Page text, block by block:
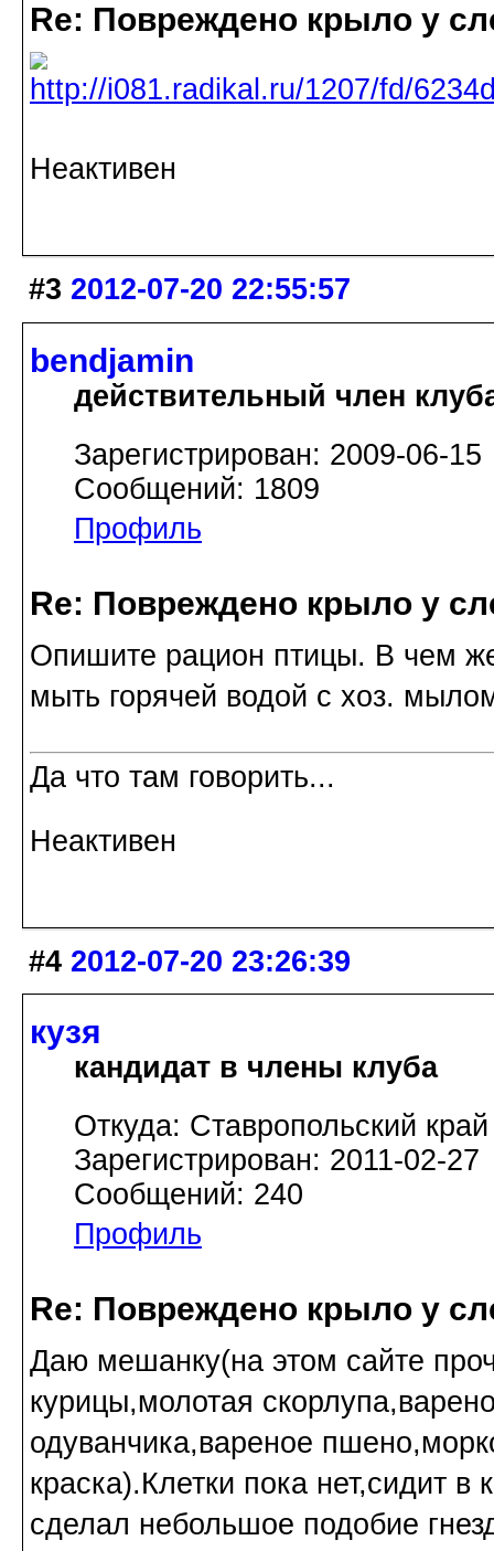
Re: Повреждено крыло у
Неактивен
#3 2012-07-20 22:55:57
bendjamin
действительный член
Зарегистрирован: 2009-06-15
Сообщений: 1809
Профиль
Re: Повреждено крыло у
Опишите рацион птицы. В чем
мыть горячей водой с хоз.
Да что там говорить...
Неактивен
#4 2012-07-20 23:26:39
кузя
кандидат в члены клуба
Откуда: Ставропольский край
Зарегистрирован: 2011-02-27
Сообщений: 240
Профиль
Re: Повреждено крыло у
Даю мешанку(на этом сайте
курицы,молотая
одуванчика,вареное
краска).Клетки пока нет,сидит
сделал небольшое подобие